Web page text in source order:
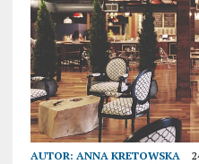
AUTOR: ANNA KRETOWSKA